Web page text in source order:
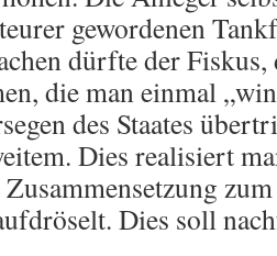
gewordenen
dürfte der
die man einmal
des Staates
Dies realisiert
Dies soll